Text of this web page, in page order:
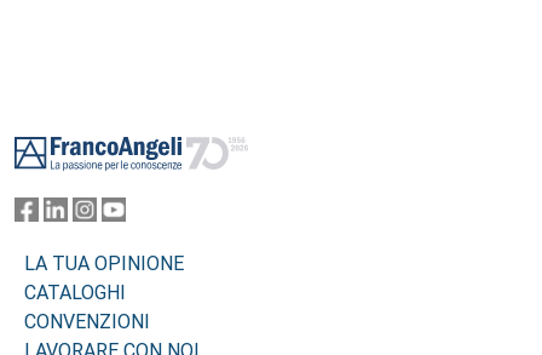
LA TUA OPINIONE
CATALOGHI
CONVENZIONI